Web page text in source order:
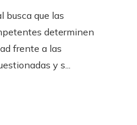
busca que las
determinen
frente a las
y s...